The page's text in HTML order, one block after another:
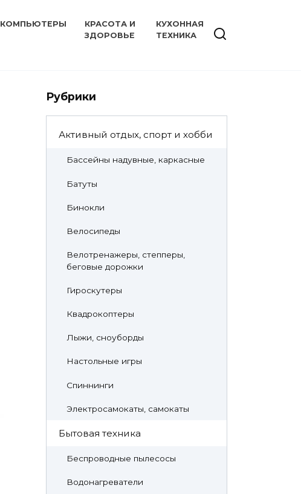
КОМПЬЮТЕРЫ
КРАСОТА И
ЗДОРОВЬЕ
КУХОННАЯ
ТЕХНИКА
Рубрики
Активный отдых, спорт и хобби
Бассейны надувные, каркасные
Батуты
Бинокли
Велосипеды
Велотренажеры, степперы,
беговые дорожки
Гироскутеры
Квадрокоптеры
Лыжи, сноуборды
Настольные игры
Спиннинги
Электросамокаты, самокаты
Бытовая техника
Беспроводные пылесосы
Водонагреватели